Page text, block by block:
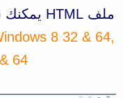
ملف HTML يمكنك قراءته باستخدام متصفح الويب .
8 32 & 64,
64,